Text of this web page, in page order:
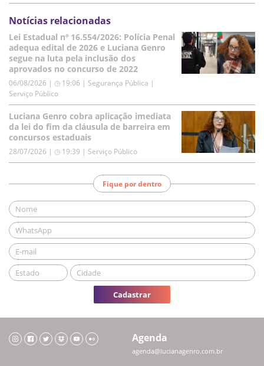
Notícias relacionadas
Lei Estadual nº 16.554/2026: Polícia Penal
adequa edital de 2026 e Luciana Genro
segue na luta pela inclusão dos
aprovados no concurso de 2022
06/08/2026 | ◷ 19:06 | Segurança Pública |
Serviço Público
Luciana Genro cobra aplicação imediata
da lei do fim da cláusula de barreira em
concursos estaduais
28/07/2026 | ◷ 19:39 | Serviço Público
Fique por dentro
Cadastrar
Agenda
agenda@lucianagenro.com.br